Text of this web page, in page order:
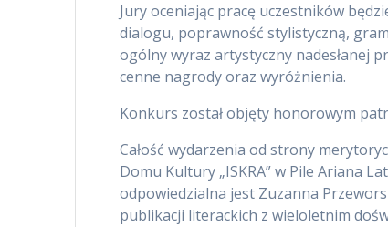
Jury oceniając pracę uczestników
dialogu, poprawność stylistyczną,
ogólny wyraz artystyczny nadesłanej
cenne nagrody oraz wyróżnienia.
Konkurs został objęty honorowym
Całość wydarzenia od strony
Domu Kultury „ISKRA” w Pile Ariana
odpowiedzialna jest Zuzanna
publikacji literackich z wieloletnim